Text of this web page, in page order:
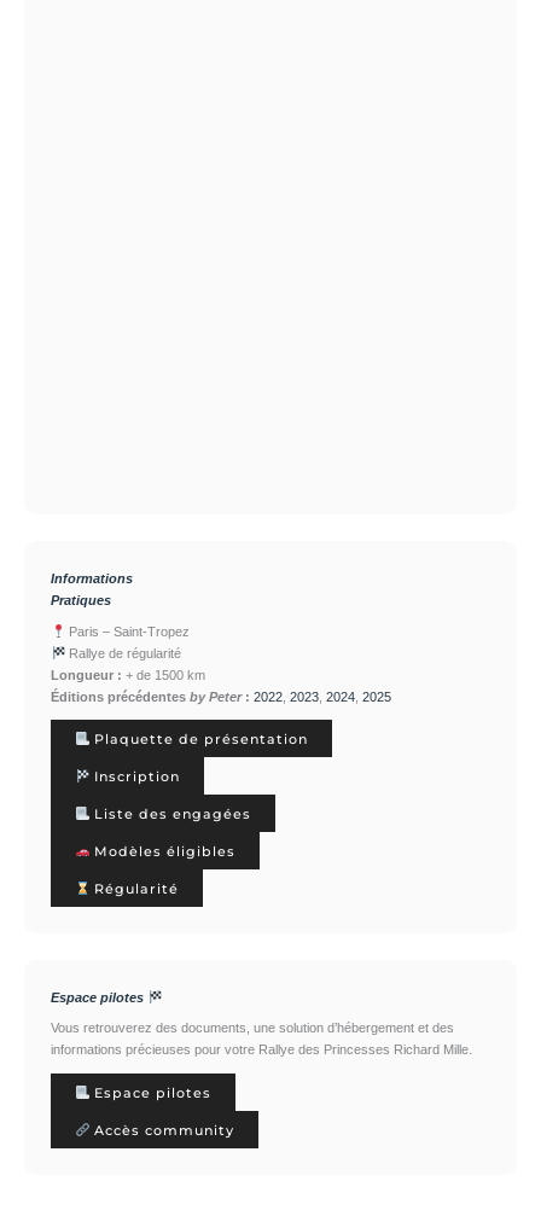
Informations
Pratiques
Paris – Saint-Tropez
Rallye de régularité
Longueur : + de 1500 km
Éditions précédentes by Peter: 2022, 2023, 2024, 2025
Plaquette de présentation
Inscription
Liste des engagées
Modèles éligibles
Régularité
Espace pilotes
Vous retrouverez des documents, une solution d’hébergement et des
informations précieuses pour votre Rallye des Princesses Richard Mille.
Espace pilotes
Accès community